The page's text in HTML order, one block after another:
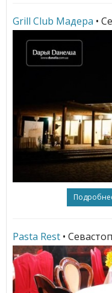
Grill Club Мадера •
Pasta Rest •